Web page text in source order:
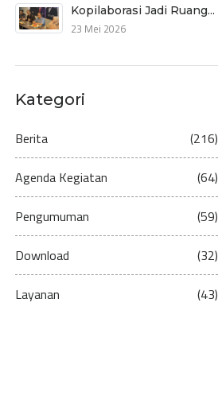
Kopilaborasi Jadi Ruang...
23 Mei 2026
Kategori
Berita (216)
Agenda Kegiatan (64)
Pengumuman (59)
Download (32)
Layanan (43)